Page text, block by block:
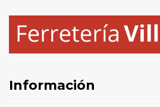
Información